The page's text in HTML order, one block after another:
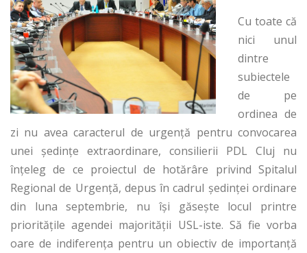
Cu toate că
nici unul
dintre
subiectele
de pe
ordinea de
zi nu avea caracterul de urgență pentru convocarea
unei ședințe extraordinare, consilierii PDL Cluj nu
înţeleg de ce proiectul de hotărâre privind Spitalul
Regional de Urgență, depus în cadrul ședinței ordinare
din luna septembrie, nu își găsește locul printre
priorităţile agendei majorităţii USL-iste. Să fie vorba
oare de indiferenţa pentru un obiectiv de importanţă